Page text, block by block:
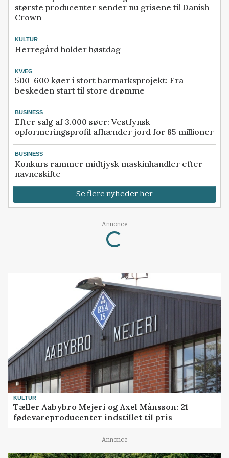
største producenter sender nu grisene til Danish
Crown
KULTUR
Herregård holder høstdag
KVÆG
500-600 køer i stort barmarksprojekt: Fra
beskeden start til store drømme
BUSINESS
Efter salg af 3.000 søer: Vestfynsk
opformeringsprofil afhænder jord for 85 millioner
BUSINESS
Konkurs rammer midtjysk maskinhandler efter
navneskifte
Se flere nyheder her
Annonce
Loading...
KULTUR
Tæller Aabybro Mejeri og Axel Månsson: 21
fødevareproducenter indstillet til pris
Annonce